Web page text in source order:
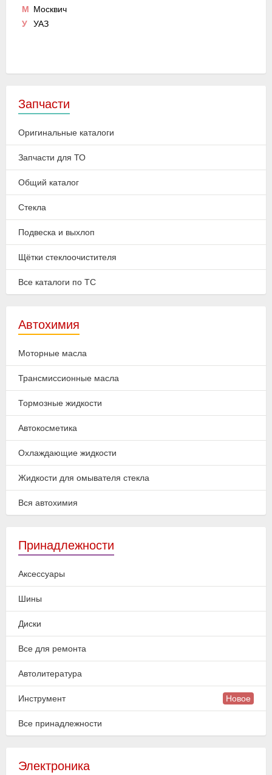
М Москвич
У
УАЗ
Запчасти
Оригинальные каталоги
Запчасти для ТО
Общий каталог
Стекла
Подвеска и выхлоп
Щётки стеклоочистителя
Все каталоги по ТС
Автохимия
Моторные масла
Трансмиссионные масла
Тормозные жидкости
Автокосметика
Охлаждающие жидкости
Жидкости для омывателя стекла
Вся автохимия
Принадлежности
Аксессуары
Шины
Диски
Все для ремонта
Автолитература
Инструмент Новое
Все принадлежности
Электроника